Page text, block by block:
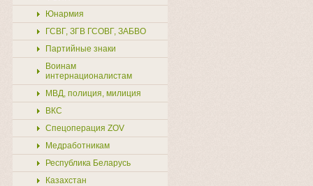
Юнармия
ГСВГ, ЗГВ ГСОВГ, ЗАБВО
Партийные знаки
Воинам
интернационалистам
МВД, полиция, милиция
ВКС
Спецоперация ZOV
Медработникам
Республика Беларусь
Казахстан